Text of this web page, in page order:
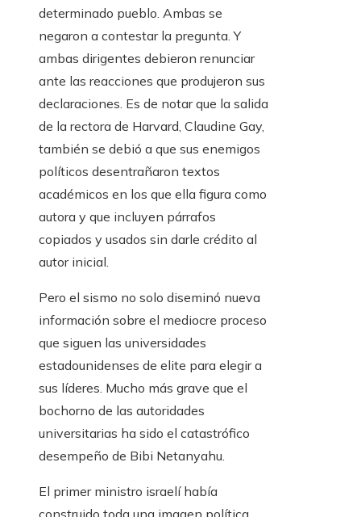
determinado pueblo. Ambas se
negaron a contestar la pregunta. Y
ambas dirigentes debieron renunciar
ante las reacciones que produjeron sus
declaraciones. Es de notar que la salida
de la rectora de Harvard, Claudine Gay,
también se debió a que sus enemigos
políticos desentrañaron textos
académicos en los que ella figura como
autora y que incluyen párrafos
copiados y usados sin darle crédito al
autor inicial.
Pero el sismo no solo diseminó nueva
información sobre el mediocre proceso
que siguen las universidades
estadounidenses de elite para elegir a
sus líderes. Mucho más grave que el
bochorno de las autoridades
universitarias ha sido el catastrófico
desempeño de Bibi Netanyahu.
El primer ministro israelí había